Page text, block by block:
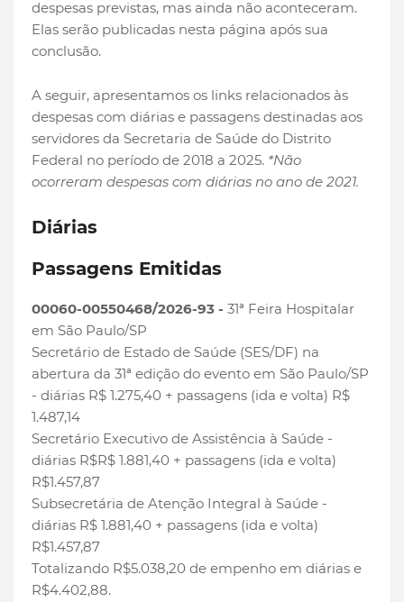
despesas previstas, mas ainda não aconteceram.
Elas serão publicadas nesta página após sua
conclusão.
A seguir, apresentamos os links relacionados às
despesas com diárias e passagens destinadas aos
servidores da Secretaria de Saúde do Distrito
Federal no período de 2018 a 2025. *Não
ocorreram despesas com diárias no ano de 2021.
Diárias
Passagens Emitidas
00060-00550468/2026-93 - 31ª Feira Hospitalar
em São Paulo/SP
Secretário de Estado de Saúde (SES/DF) na
abertura da 31ª edição do evento em São Paulo/SP
- diárias R$ 1.275,40 + passagens (ida e volta) R$
1.487,14
Secretário Executivo de Assistência à Saúde -
diárias R$R$ 1.881,40 + passagens (ida e volta)
R$1.457,87
Subsecretária de Atenção Integral à Saúde -
diárias R$ 1.881,40 + passagens (ida e volta)
R$1.457,87
Totalizando R$5.038,20 de empenho em diárias e
R$4.402,88.